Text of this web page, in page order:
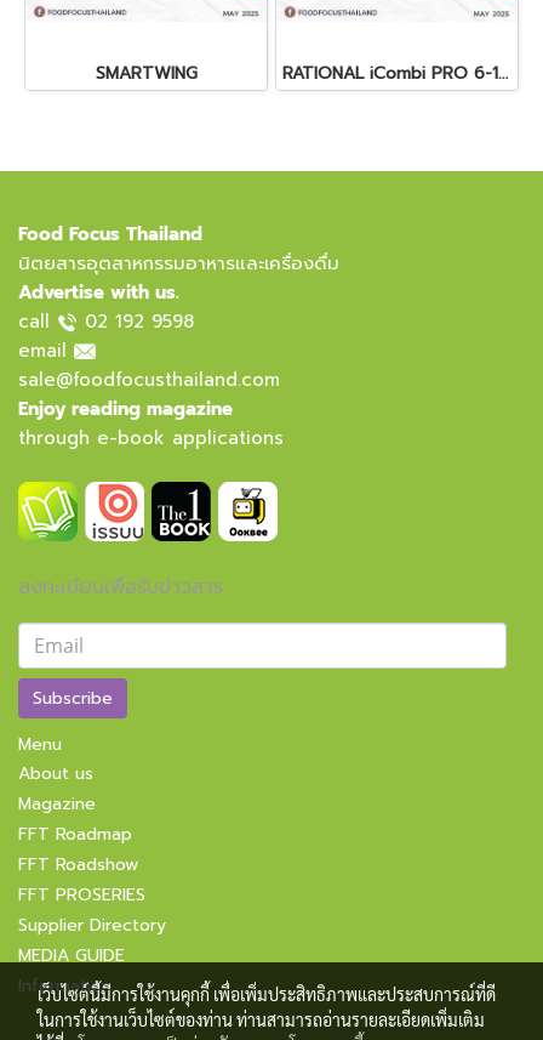
SMARTWING RATIONAL iCombi PRO 6-1/1
Food Focus Thailand
นิตยสารอุตสาหกรรมอาหารและเครื่องดื่ม
Advertise with us.
call
02 192 9598
email
sale@foodfocusthailand.com
Enjoy reading magazine
through e-book applications
ลงทะเบียนเพื่อรับข่าวสาร
Subscribe
Menu
About us
Magazine
FFT Roadmap
FFT Roadshow
FFT PROSERIES
Supplier Directory
MEDIA GUIDE
Information
เว็บไซต์นี้มีการใช้งานคุกกี้ เพื่อเพิ่มประสิทธิภาพและประสบการณ์ที่ดี
ในการใช้งานเว็บไซต์ของท่าน ท่านสามารถอ่านรายละเอียดเพิ่มเติม